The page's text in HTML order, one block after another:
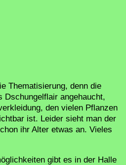
Thematisierung, denn die
Dschungelflair angehaucht,
den vielen Pflanzen
ist. Leider sieht man der
ihr Alter etwas an. Vieles
gibt es in der Halle